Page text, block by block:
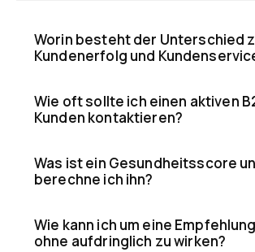
Worin besteht der Unterschied
Kundenerfolg und
Wie oft sollte ich einen aktiven
Kunden kontaktieren?
Was ist ein Gesundheitsscore
berechne ich ihn?
Wie kann ich um eine
ohne aufdringlich zu wirken?